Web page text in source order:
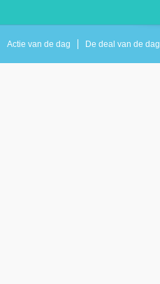
Actie van de dag De deal van de dag